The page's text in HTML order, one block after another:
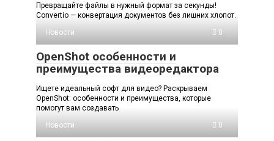
Превращайте файлы в нужный формат за секунды!
Convertio — конвертация документов без лишних хлопот.
Новости
0
OpenShot особенности и
преимущества видеоредактора
Ищете идеальный софт для видео? Раскрываем
OpenShot: особенности и преимущества, которые
помогут вам создавать
Новости
0